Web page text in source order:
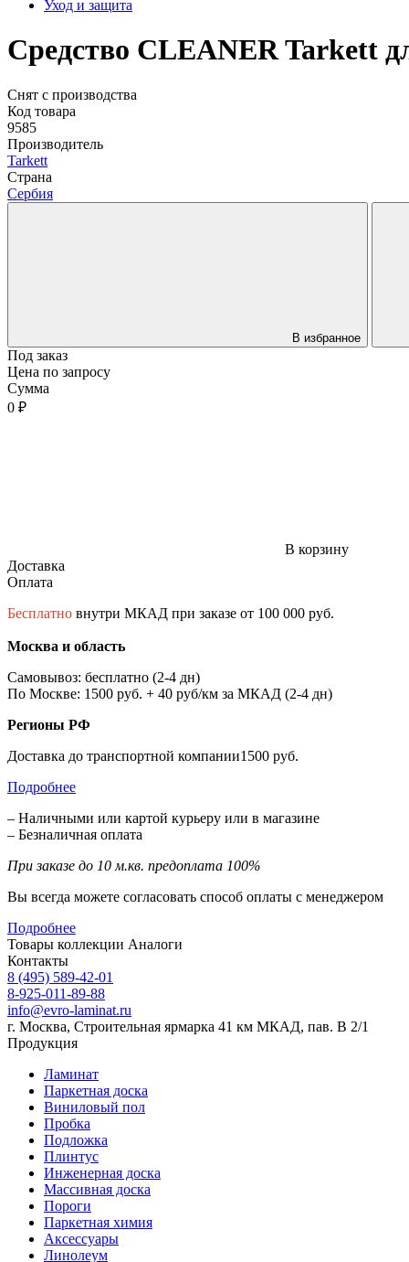
Уход и защита
Средство CLEANER Tarkett
Снят с производства
Код товара
9585
Производитель
Tarkett
Страна
Сербия
В избранное
Под заказ
Цена по запросу
Сумма
0 ₽
В корзину
Доставка
Оплата
Бесплатно внутри МКАД при заказе от 100 000 руб.
Москва и область
Самовывоз: бесплатно (2-4 дн)
По Москве: 1500 руб. + 40 руб/км за МКАД (2-4 дн)
Регионы РФ
Доставка до транспортной компании1500 руб.
Подробнее
– Наличными или картой курьеру или в магазине
– Безналичная оплата
При заказе до 10 м.кв. предоплата 100%
Вы всегда можете согласовать способ оплаты с менеджером
Подробнее
Товары коллекции Аналоги
Контакты
8 (495) 589-42-01
8-925-011-89-88
info@evro-laminat.ru
г. Москва, Строительная ярмарка 41 км МКАД, пав. В 2/1
Продукция
Ламинат
Паркетная доска
Виниловый пол
Пробка
Подложка
Плинтус
Инженерная доска
Массивная доска
Пороги
Паркетная химия
Аксессуары
Линолеум